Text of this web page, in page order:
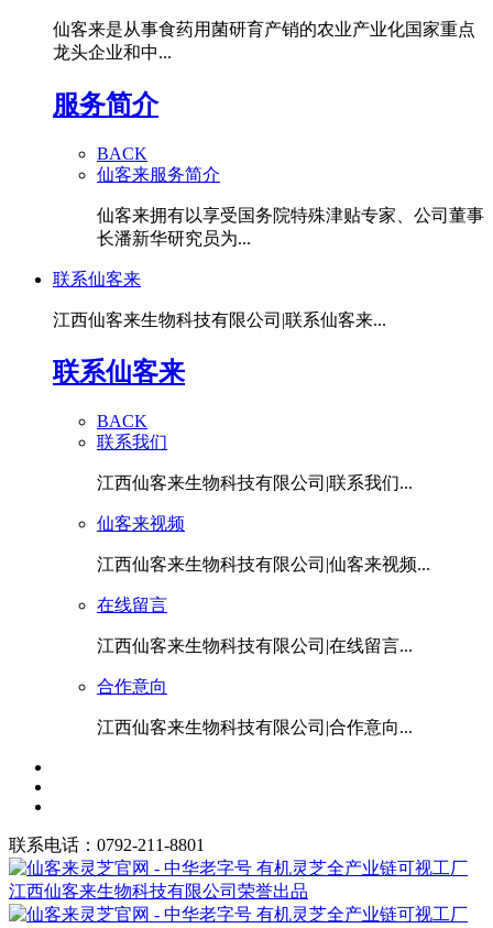
仙客来是从事食药用菌研育产销的农业产业化国家重点
龙头企业和中...
服务简介
BACK
仙客来服务简介
仙客来拥有以享受国务院特殊津贴专家、公司董事
长潘新华研究员为...
联系仙客来
江西仙客来生物科技有限公司|联系仙客来...
联系仙客来
BACK
联系我们
江西仙客来生物科技有限公司|联系我们...
仙客来视频
江西仙客来生物科技有限公司|仙客来视频...
在线留言
江西仙客来生物科技有限公司|在线留言...
合作意向
江西仙客来生物科技有限公司|合作意向...
联系电话：0792-211-8801